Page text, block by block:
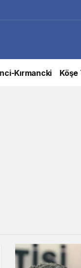
Kırmancki Köşe